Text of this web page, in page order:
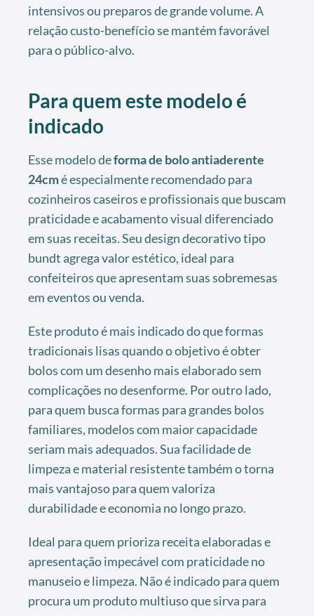
intensivos ou preparos de grande volume. A
relação custo-benefício se mantém favorável
para o público-alvo.
Para quem este modelo é
indicado
Esse modelo deforma de bolo antiaderente
24cmé especialmente recomendado para
cozinheiros caseiros e profissionais que buscam
praticidade e acabamento visual diferenciado
em suas receitas. Seu design decorativo tipo
bundt agrega valor estético, ideal para
confeiteiros que apresentam suas sobremesas
em eventos ou venda.
Este produto é mais indicado do que formas
tradicionais lisas quando o objetivo é obter
bolos com um desenho mais elaborado sem
complicações no desenforme. Por outro lado,
para quem busca formas para grandes bolos
familiares, modelos com maior capacidade
seriam mais adequados. Sua facilidade de
limpeza e material resistente também o torna
mais vantajoso para quem valoriza
durabilidade e economia no longo prazo.
Ideal para quem prioriza receita elaboradas e
apresentação impecável com praticidade no
manuseio e limpeza. Não é indicado para quem
procura um produto multiuso que sirva para